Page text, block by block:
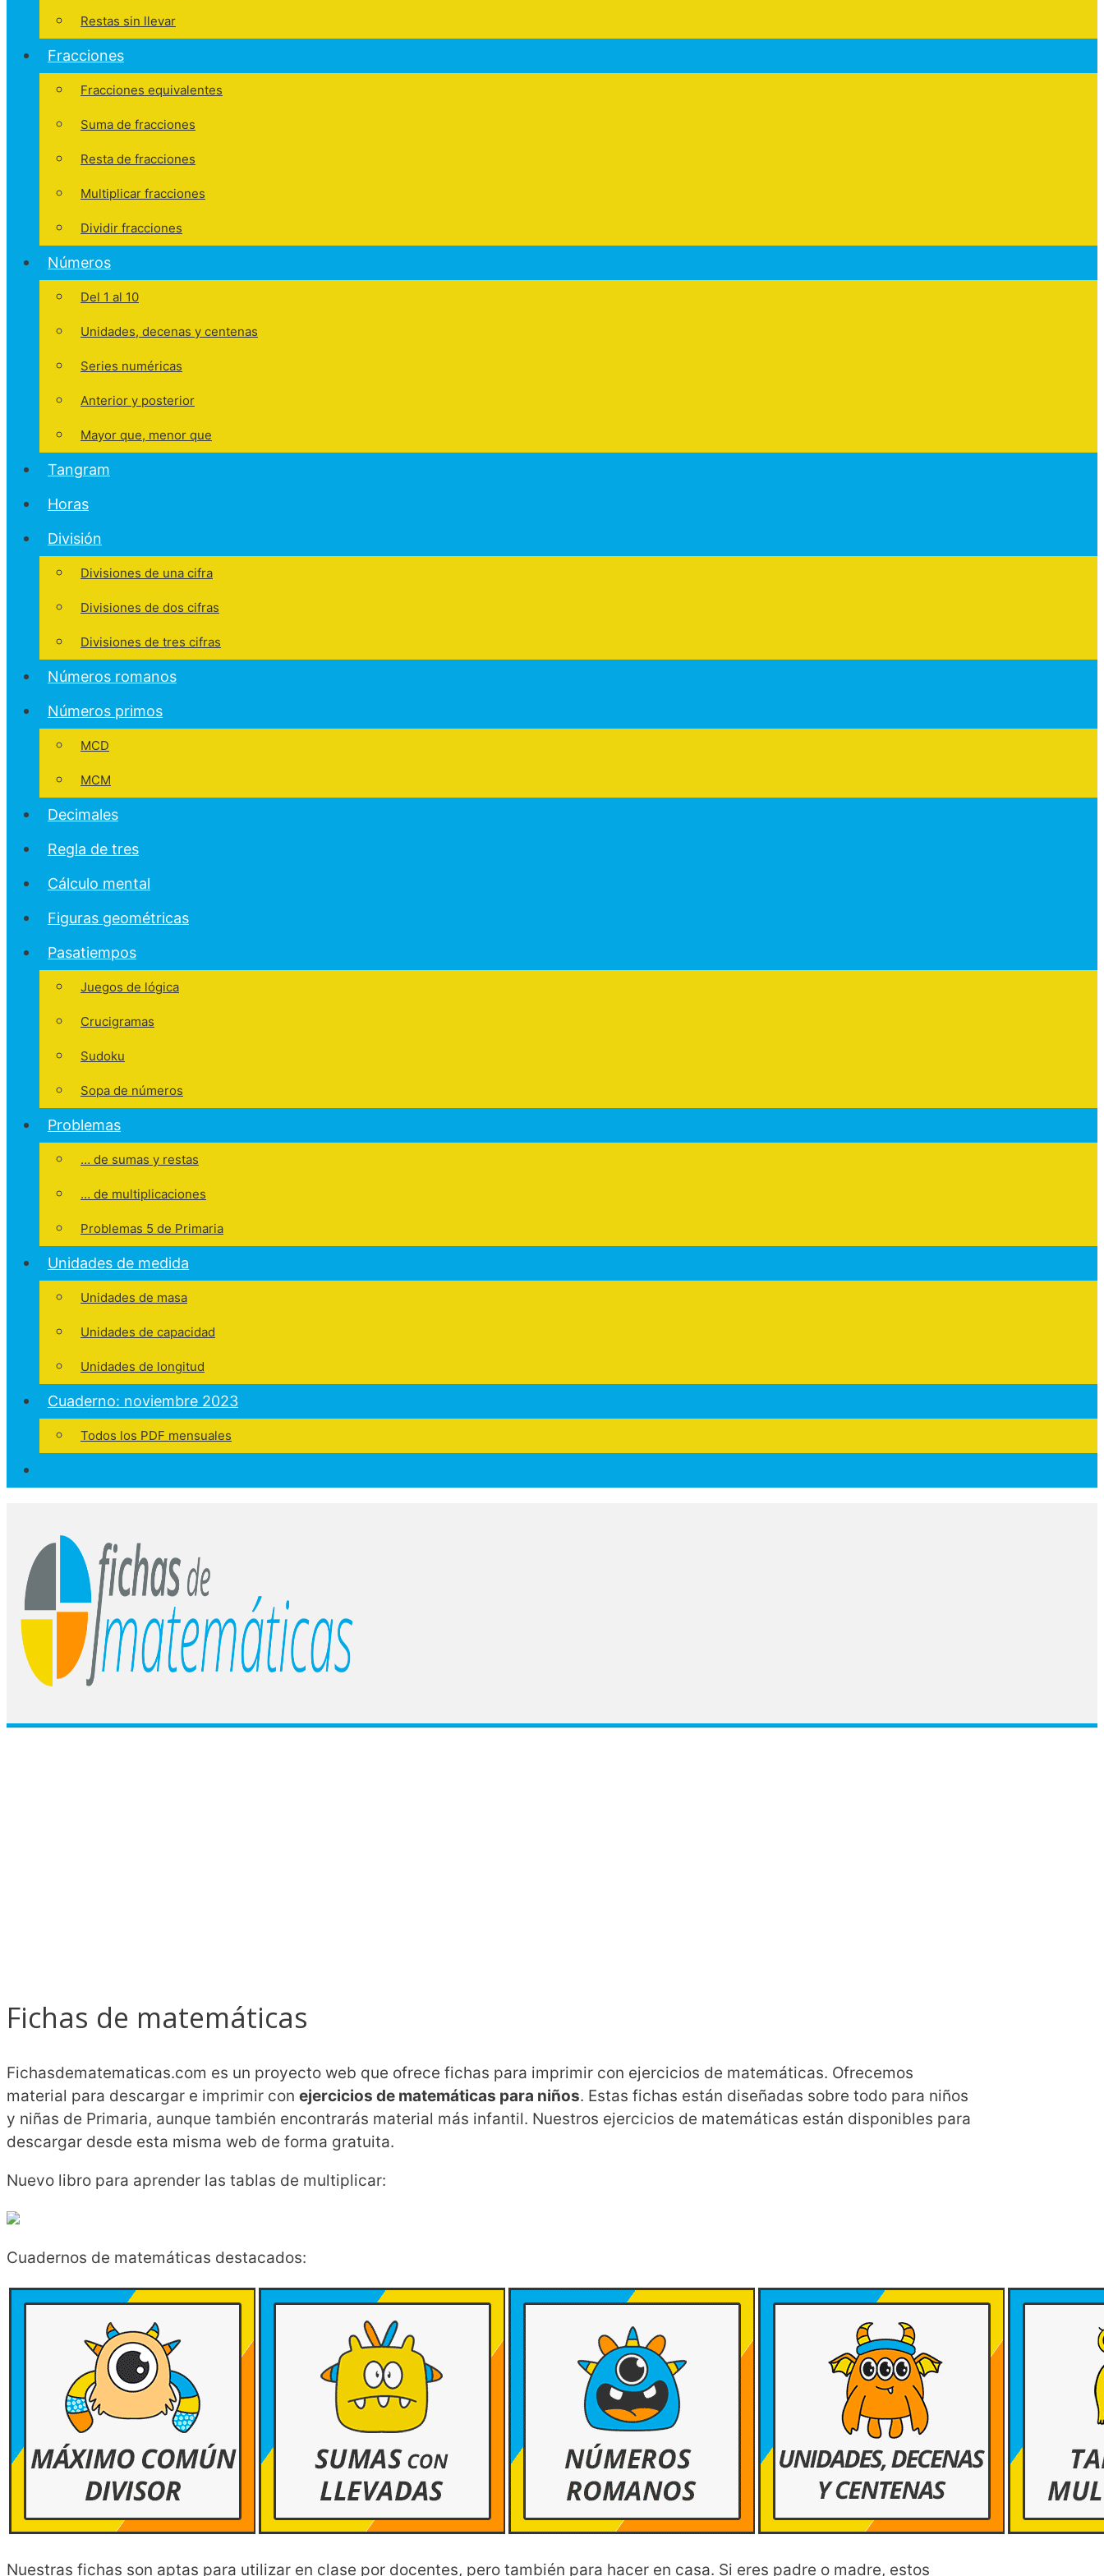
Restas sin llevar
Fracciones
Fracciones equivalentes
Suma de fracciones
Resta de fracciones
Multiplicar fracciones
Dividir fracciones
Números
Del 1 al 10
Unidades, decenas y centenas
Series numéricas
Anterior y posterior
Mayor que, menor que
Tangram
Horas
División
Divisiones de una cifra
Divisiones de dos cifras
Divisiones de tres cifras
Números romanos
Números primos
MCD
MCM
Decimales
Regla de tres
Cálculo mental
Figuras geométricas
Pasatiempos
Juegos de lógica
Crucigramas
Sudoku
Sopa de números
Problemas
… de sumas y restas
… de multiplicaciones
Problemas 5 de Primaria
Unidades de medida
Unidades de masa
Unidades de capacidad
Unidades de longitud
Cuaderno: noviembre 2023
Todos los PDF mensuales
Fichas de matemáticas
Fichasdematematicas.com es un proyecto web que ofrece fichas para imprimir con ejercicios de matemáticas. Ofrecemos
material para descargar e imprimir con ejercicios de matemáticas para niños. Estas fichas están diseñadas sobre todo para niños
y niñas de Primaria, aunque también encontrarás material más infantil. Nuestros ejercicios de matemáticas están disponibles para
descargar desde esta misma web de forma gratuita.
Nuevo libro para aprender las tablas de multiplicar:
Cuadernos de matemáticas destacados:
Nuestras fichas son aptas para utilizar en clase por docentes, pero también para hacer en casa. Si eres padre o madre, estos